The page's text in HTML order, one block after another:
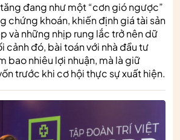
đang như một “cơn gió ngược”
chứng khoán, khiến định giá tài sản
và những nhịp rung lắc trở nên dữ
cảnh đó, bài toán với nhà đầu tư
bao nhiêu lợi nhuận, mà là giữ
trước khi cơ hội thực sự xuất hiện.